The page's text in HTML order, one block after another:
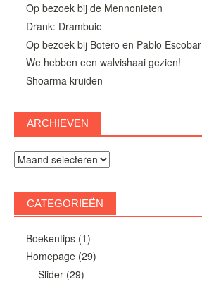
Op bezoek bij de Mennonieten
Drank: Drambuie
Op bezoek bij Botero en Pablo Escobar
We hebben een walvishaai gezien!
Shoarma kruiden
ARCHIEVEN
Archieven
CATEGORIEËN
Boekentips(1)
Homepage(29)
Slider(29)